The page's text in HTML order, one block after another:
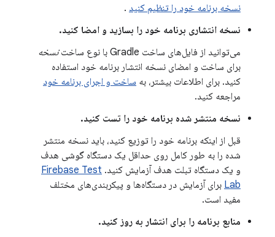
نسخه برنامه خود را تنظیم کنید .
نسخه انتشاری برنامه خود را بسازید و امضا کنید.
می‌توانید از فایل‌های ساخت Gradle با نوع ساخت
نسخه
برای ساخت و امضای نسخه انتشار برنامه خود استفاده
کنید. برای اطلاعات بیشتر، به ساخت و اجرای برنامه خود
مراجعه کنید.
نسخه منتشر شده برنامه خود را تست کنید.
قبل از اینکه برنامه خود را توزیع کنید، باید نسخه منتشر
شده را به طور کامل روی حداقل یک دستگاه گوشی هدف
و یک دستگاه تبلت هدف آزمایش کنید. Firebase Test
Lab برای آزمایش در دستگاه‌ها و پیکربندی‌های مختلف
مفید است.
منابع برنامه را برای انتشار به روز کنید.